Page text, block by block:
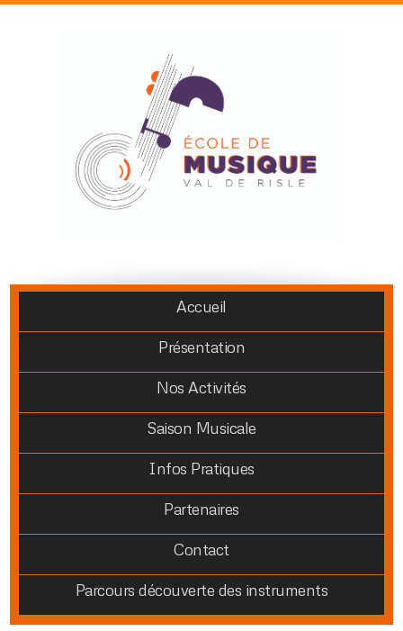
Accueil
Présentation
Nos Activités
Saison Musicale
Infos Pratiques
Partenaires
Contact
Parcours découverte des instruments